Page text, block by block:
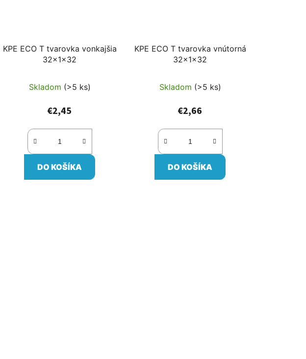
KPE ECO T tvarovka vonkajšia
32x1x32
Skladom (>5 ks)
€2,45
DO KOŠÍKA
KPE ECO T tvarovka vnútorná
32x1x32
Skladom (>5 ks)
€2,66
DO KOŠÍKA